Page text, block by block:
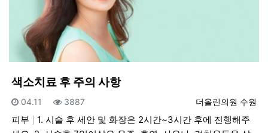
색소치료 후 주의 사항
등록자
더올린의원 수원
등록일
04.11 조회
3887
피부
1. 시술 후 세안 및 화장은 2시간~3시간 후에 진행해주